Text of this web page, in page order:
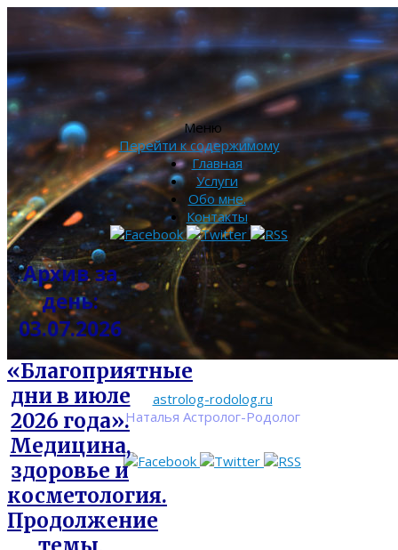
astrolog-rodolog.ru
Наталья Астролог-Родолог
Меню
Перейти к содержимому
Главная
Услуги
Обо мне.
Контакты
Архив за
день:
03.07.2026
«Благоприятные
дни в июле
2026 года».
Медицина,
здоровье и
косметология.
Продолжение